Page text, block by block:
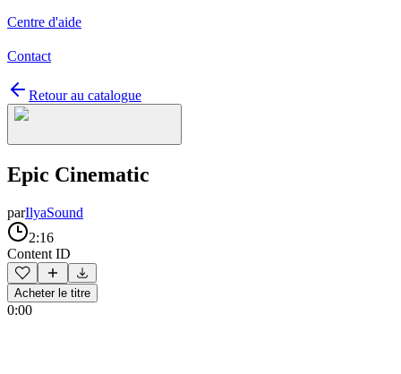
Centre d'aide
Contact
Retour au catalogue
Epic Cinematic
parIlyaSound
2:16
Content ID
Acheter le titre
0:00